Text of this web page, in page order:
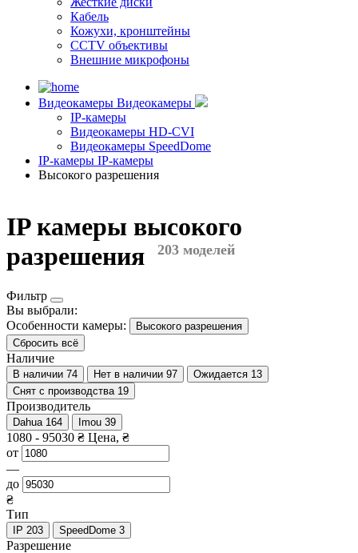
Кабель
Кожухи, кронштейны
CCTV объективы
Внешние микрофоны
Видеокамеры Видеокамеры
IP-камеры
Видеокамеры HD-CVI
Видеокамеры SpeedDome
IP-камеры IP-камеры
Высокого разрешения
IP камеры высокого
разрешения
203 моделей
Фильтр
Вы выбрали:
Особенности камеры:
Высокого разрешения
Сбросить всё
Наличие
В наличии 74 Нет в наличии 97 Ожидается 13
Снят с производства 19
Производитель
Dahua 164 Imou 39
1080 - 95030 ₴ Цена, ₴
от
—
до
₴
Тип
IP 203 SpeedDome 3
Разрешение